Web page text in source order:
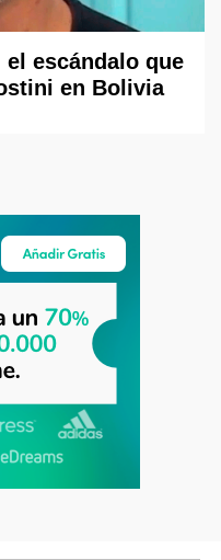
escándalo que
en Bolivia